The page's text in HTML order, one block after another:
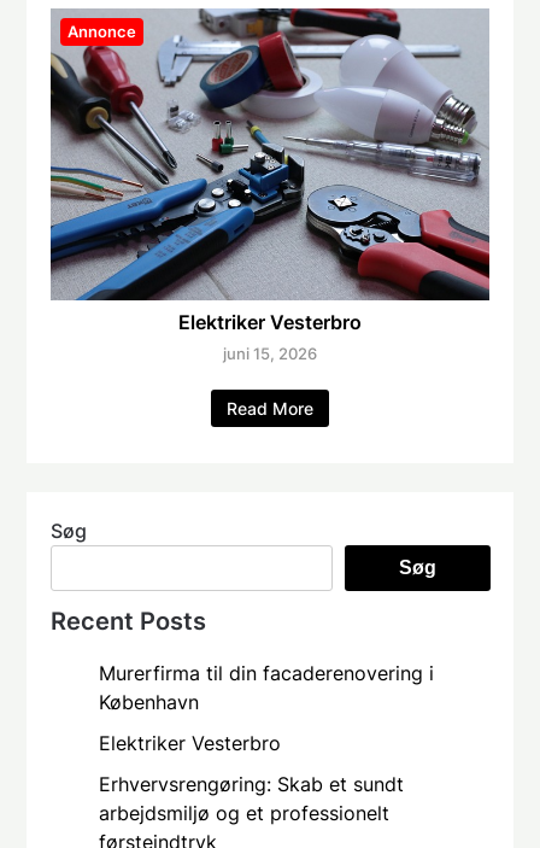
Annonce
Elektriker Vesterbro
juni 15, 2026
Read More
Søg
Søg
Recent Posts
Murerfirma til din facaderenovering i
København
Elektriker Vesterbro
Erhvervsrengøring: Skab et sundt
arbejdsmiljø og et professionelt
førsteindtryk